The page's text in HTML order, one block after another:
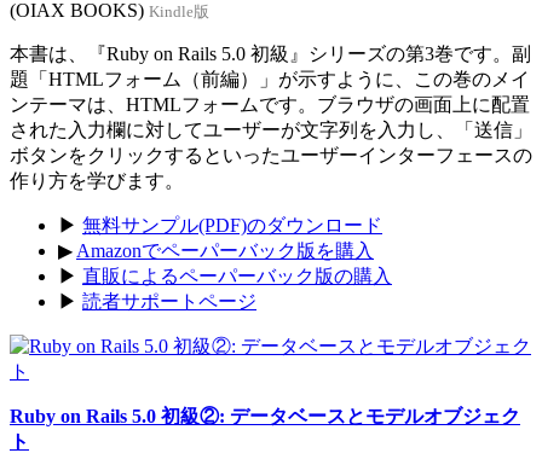
(OIAX BOOKS) Kindle版
本書は、『Ruby on Rails 5.0 初級』シリーズの第3巻です。副
題「HTMLフォーム（前編）」が示すように、この巻のメイ
ンテーマは、HTMLフォームです。ブラウザの画面上に配置
された入力欄に対してユーザーが文字列を入力し、「送信」
ボタンをクリックするといったユーザーインターフェースの
作り方を学びます。
▶ 無料サンプル(PDF)のダウンロード
▶ Amazonでペーパーバック版を購入
▶ 直販によるペーパーバック版の購入
▶ 読者サポートページ
Ruby on Rails 5.0 初級②: データベースとモデルオブジェク
ト